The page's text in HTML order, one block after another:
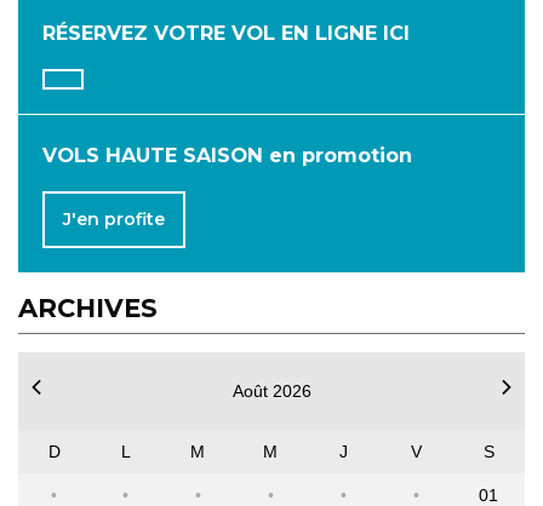
RÉSERVEZ VOTRE VOL EN LIGNE ICI
VOLS HAUTE SAISON en promotion
J'en profite
ARCHIVES
JUILLET AOÛT SEPTEMBRE
OCTOBRE
Août 2026
D L M M J V S
01